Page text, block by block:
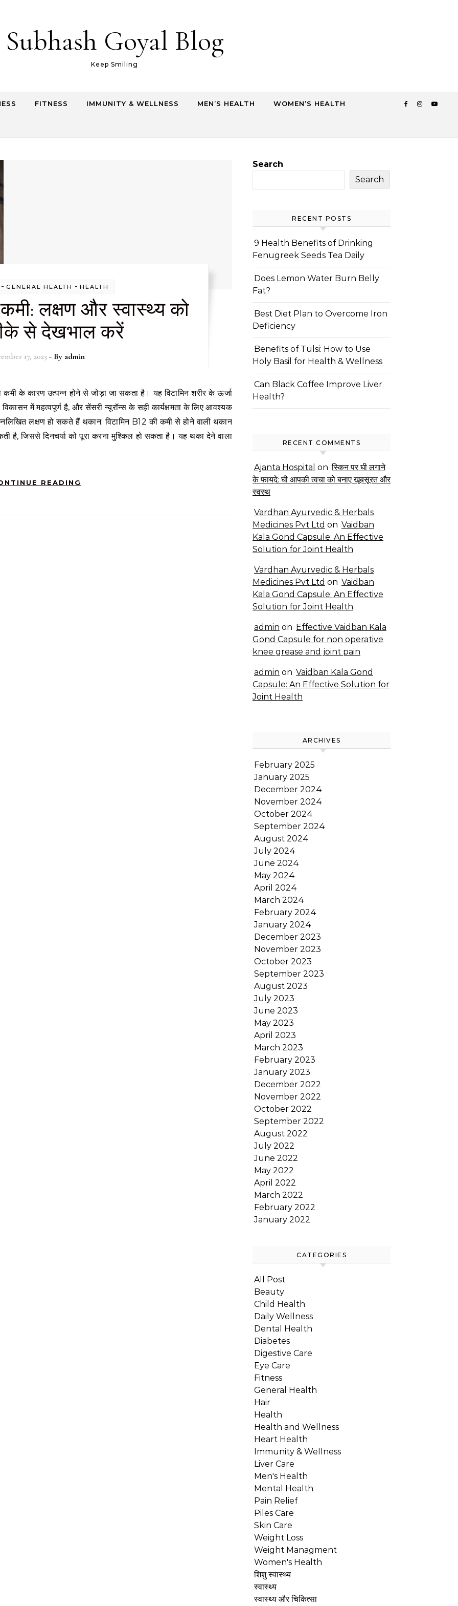
Subhash Goyal Blog
Keep Smiling
FITNESS IMMUNITY & WELLNESS MEN’S HEALTH WOMEN’S HEALTH
GENERAL HEALTH - HEALTH
कमी: लक्षण और स्वास्थ्य को
से देखभाल करें
17, 2023 - By admin
में महत्वपूर्ण है, और सेंसरी न्यूरॉन्स के सही कार्यक्षमता के लिए आवश्यक
लक्षण हो सकते हैं थकान: विटामिन B12 की कमी से होने वाली थकान
है, जिससे दिनचर्या को पूरा करना मुश्किल हो सकता है। यह थका देने वाला
READING
Search
Search
RECENT POSTS
9 Health Benefits of Drinking
Fenugreek Seeds Tea Daily
Does Lemon Water Burn Belly
Fat?
Best Diet Plan to Overcome Iron
Deficiency
Benefits of Tulsi: How to Use
Holy Basil for Health & Wellness
Can Black Coffee Improve Liver
Health?
RECENT COMMENTS
Ajanta Hospital on स्किन पर घी लगाने
के फायदे: घी आपकी त्वचा को बनाए खूबसूरत और
स्वस्थ
Vardhan Ayurvedic & Herbals
Medicines Pvt Ltd on Vaidban
Kala Gond Capsule: An Effective
Solution for Joint Health
Vardhan Ayurvedic & Herbals
Medicines Pvt Ltd on Vaidban
Kala Gond Capsule: An Effective
Solution for Joint Health
admin on Effective Vaidban Kala
Gond Capsule for non operative
knee grease and joint pain
admin on Vaidban Kala Gond
Capsule: An Effective Solution for
Joint Health
ARCHIVES
February 2025
January 2025
December 2024
November 2024
October 2024
September 2024
August 2024
July 2024
June 2024
May 2024
April 2024
March 2024
February 2024
January 2024
December 2023
November 2023
October 2023
September 2023
August 2023
July 2023
June 2023
May 2023
April 2023
March 2023
February 2023
January 2023
December 2022
November 2022
October 2022
September 2022
August 2022
July 2022
June 2022
May 2022
April 2022
March 2022
February 2022
January 2022
CATEGORIES
All Post
Beauty
Child Health
Daily Wellness
Dental Health
Diabetes
Digestive Care
Eye Care
Fitness
General Health
Hair
Health
Health and Wellness
Heart Health
Immunity & Wellness
Liver Care
Men's Health
Mental Health
Pain Relief
Piles Care
Skin Care
Weight Loss
Weight Managment
Women's Health
शिशु स्वास्थ्य
स्वास्थ्य
स्वास्थ्य और चिकित्सा